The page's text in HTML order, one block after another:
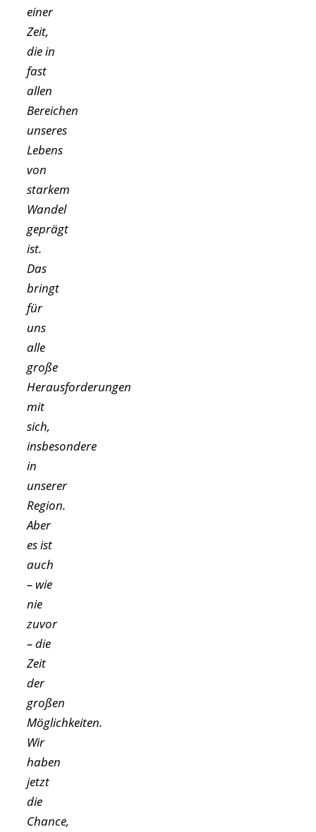
einer
Zeit,
die in
fast
allen
Bereichen
unseres
Lebens
von
starkem
Wandel
geprägt
ist.
Das
bringt
für
uns
alle
große
Herausforderungen
mit
sich,
insbesondere
in
unserer
Region.
Aber
es ist
auch
– wie
nie
zuvor
– die
Zeit
der
großen
Möglichkeiten.
Wir
haben
jetzt
die
Chance,